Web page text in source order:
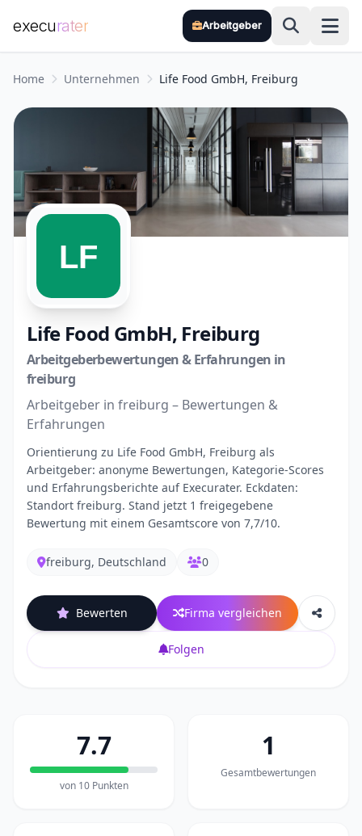
execurater Arbeitgeber
Home Unternehmen Life Food GmbH, Freiburg
Life Food GmbH, Freiburg
Arbeitgeberbewertungen & Erfahrungen in
freiburg
Arbeitgeber in freiburg – Bewertungen &
Erfahrungen
Orientierung zu Life Food GmbH, Freiburg als
Arbeitgeber: anonyme Bewertungen, Kategorie-Scores
und Erfahrungsberichte auf Execurater. Eckdaten:
Standort freiburg. Stand jetzt 1 freigegebene
Bewertung mit einem Gesamtscore von 7,7/10.
freiburg, Deutschland 0
Bewerten Firma vergleichen
Folgen
7.7
von 10 Punkten
1
Gesamtbewertungen